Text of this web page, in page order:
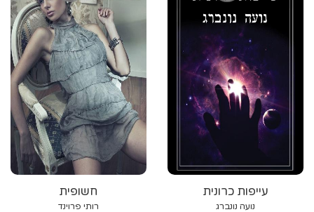
חשופית
רותי פרוינד
עייפות כרונית
נועה נונברג